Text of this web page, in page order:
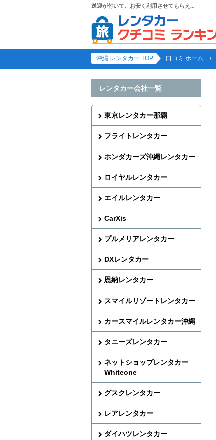
送迎が付いて、お安く利用させてもらえ...
沖縄 レンタカー TOP 口コミ ホーム
レンタカー会社一覧
東京レンタカー那覇
フライトレンタカー
ホンダカーズ沖縄レンタカー
ロイヤルレンタカー
エイルレンタカー
CarXis
プルメリアレンタカー
DXレンタカー
恩納レンタカー
スマイルリゾートレンタカー
カースマイルレンタカー沖縄
タニーズレンタカー
ネットショップレンタカー
Whiteone
グスクレンタカー
レアレンタカー
ダイハツレンタカー